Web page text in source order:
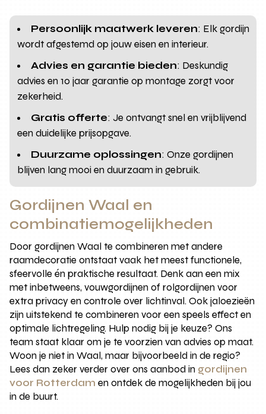
Persoonlijk maatwerk leveren: Elk gordijn
wordt afgestemd op jouw eisen en interieur.
Advies en garantie bieden: Deskundig
advies en 10 jaar garantie op montage zorgt voor
zekerheid.
Gratis offerte: Je ontvangt snel en vrijblijvend
een duidelijke prijsopgave.
Duurzame oplossingen: Onze gordijnen
blijven lang mooi en duurzaam in gebruik.
Gordijnen Waal en
combinatiemogelijkheden
Door gordijnen Waal te combineren met andere
raamdecoratie ontstaat vaak het meest functionele,
sfeervolle én praktische resultaat. Denk aan een mix
met inbetweens, vouwgordijnen of rolgordijnen voor
extra privacy en controle over lichtinval. Ook jaloezieën
zijn uitstekend te combineren voor een speels effect en
optimale lichtregeling. Hulp nodig bij je keuze? Ons
team staat klaar om je te voorzien van advies op maat.
Woon je niet in Waal, maar bijvoorbeeld in de regio?
Lees dan zeker verder over ons aanbod in gordijnen
voor Rotterdam en ontdek de mogelijkheden bij jou
in de buurt.